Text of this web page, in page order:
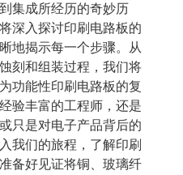
集成所经历的奇妙历
深入探讨印刷电路板的
地揭示每一个步骤。从
刻和组装过程，我们将
功能性印刷电路板的复
验丰富的工程师，还是
只是对电子产品背后的
我们的旅程，了解印刷
备好见证将铜、玻璃纤